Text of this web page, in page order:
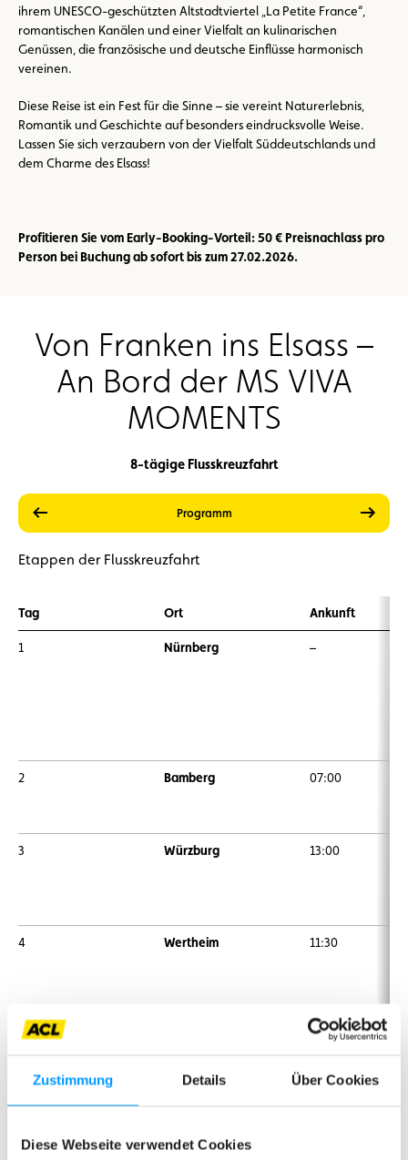
Zustimmung Details Über Cookies
Diese Webseite verwendet Cookies
ihrem UNESCO-geschützten Altstadtviertel „La Petite France“,
romantischen Kanälen und einer Vielfalt an kulinarischen
Genüssen, die französische und deutsche Einflüsse harmonisch
vereinen.
Diese Reise ist ein Fest für die Sinne – sie vereint Naturerlebnis,
Romantik und Geschichte auf besonders eindrucksvolle Weise.
Lassen Sie sich verzaubern von der Vielfalt Süddeutschlands und
dem Charme des Elsass!
Profitieren Sie vom Early-Booking-Vorteil: 50 € Preisnachlass pro
Person bei Buchung ab sofort bis zum 27.02.2026.
Von Franken ins Elsass –
An Bord der MS VIVA
MOMENTS
8-tägige Flusskreuzfahrt
vorherige ProgrammLeistungen
Preise
Etappen der Flusskreuzfahrt
Tag Ort Ankunft
1 Nürnberg –
2 Bamberg 07:00
3 Würzburg 13:00
4 Wertheim 11:30
5 07:00